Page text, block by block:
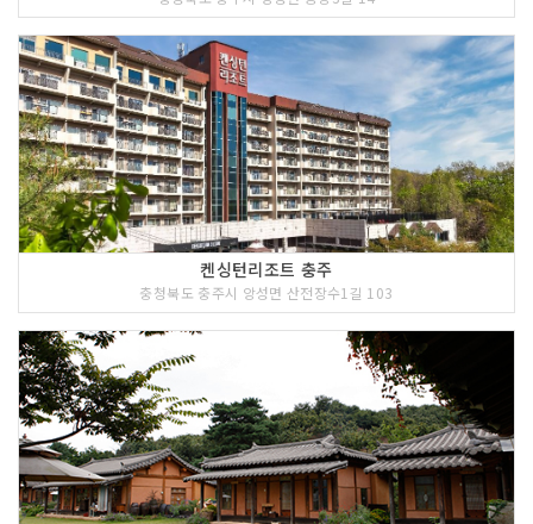
켄싱턴리조트 충주
충청북도 충주시 앙성면 산전장수1길 103